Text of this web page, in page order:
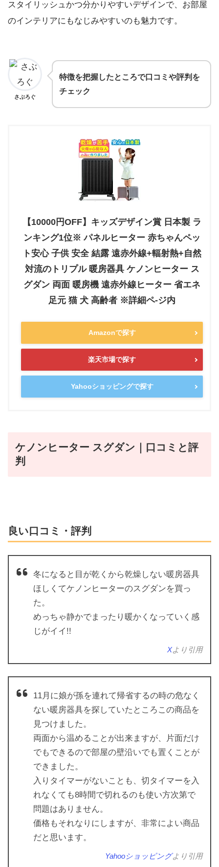
スタイリッシュかつ分かりやすいデザインで、お部屋
のインテリアにもなじみやすいのも魅力です。
さぶろぐ
特徴を把握したところで口コミや評判を
チェック
【10000円OFF】キッズデザイン賞 日本製 ラ
ンキング1位※ パネルヒーター 赤ちゃんペッ
ト安心 子供 安全 結露 遠赤外線+輻射熱+自然
対流のトリプル 暖房器具 ケノンヒーター ス
グダン 両面 暖房機 遠赤外線ヒーター 省エネ
足元 猫 犬 高齢者 ※詳細ペ-ジ内
Amazonで探す
楽天市場で探す
Yahooショッピングで探す
ケノンヒーター スグダン｜口コミと評
判
良い口コミ・評判
冬になると目が乾くから乾燥しない暖房器具
ほしくてケノンヒーターのスグダンを買っ
た。
めっちゃ静かでまったり暖かくなっていく感
じがイイ!!
Xより引用
11月に娘が孫を連れて帰省するの時の危なく
ない暖房器具を探していたところこの商品を
見つけました。
両面から温めることが出来ますが、片面だけ
でもできるので部屋の壁沿いでも置くことが
できました。
入りタイマーがないことも、切タイマーを入
れなくても8時間で切れるのも使い方次第で
問題はありません。
価格もそれなりにしますが、非常によい商品
だと思います。
Yahooショッピングより引用